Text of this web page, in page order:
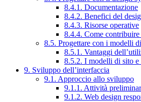
8.4.1. Documentazione
8.4.2. Benefici del
8.4.3. Risorse operative
8.4.4. Come
8.5. Progettare con i modelli
8.5.1. Vantaggi
8.5.2. I modelli di sito
9. Sviluppo dell’interfaccia
9.1. Approccio allo sviluppo
9.1.1. Attività
9.1.2. Web design